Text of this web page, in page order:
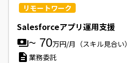
リモートワーク
Salesforceアプリ運用支援
~ 70万円/月 （スキル見合い）
業務委託